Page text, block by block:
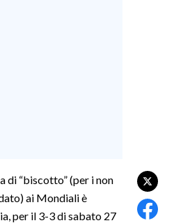
di “biscotto” (per i non
ai Mondiali è
per il 3-3 di sabato 27